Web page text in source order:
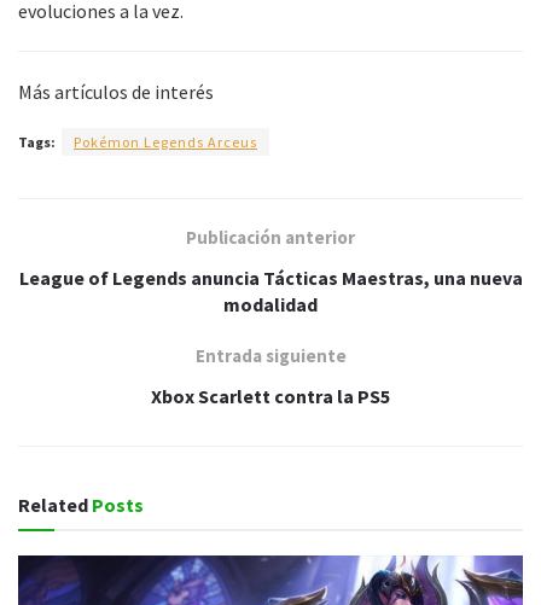
evoluciones a la vez.
Más artículos de interés
Tags: Pokémon Legends Arceus
Publicación anterior
League of Legends anuncia Tácticas Maestras, una nueva
modalidad
Entrada siguiente
Xbox Scarlett contra la PS5
Related Posts